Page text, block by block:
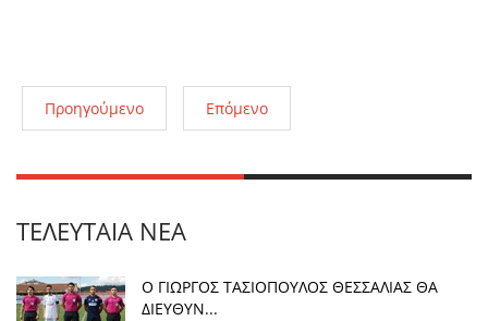
Προηγούμενο Επόμενο
ΤΕΛΕΥΤΑΊΑ ΝΈΑ
Ο ΓΙΩΡΓΟΣ ΤΑΣΙΟΠΟΥΛΟΣ ΘΕΣΣΑΛΙΑΣ ΘΑ
ΔΙΕΥΘΥΝ...